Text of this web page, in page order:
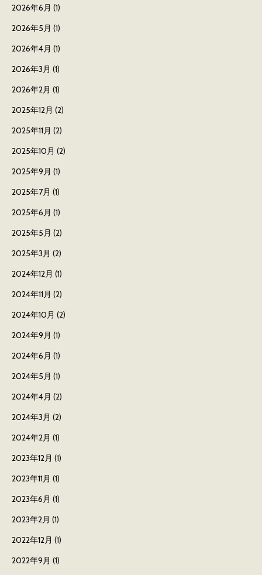
2026年6月 (1)
2026年5月 (1)
2026年4月 (1)
2026年3月 (1)
2026年2月 (1)
2025年12月 (2)
2025年11月 (2)
2025年10月 (2)
2025年9月 (1)
2025年7月 (1)
2025年6月 (1)
2025年5月 (2)
2025年3月 (2)
2024年12月 (1)
2024年11月 (2)
2024年10月 (2)
2024年9月 (1)
2024年6月 (1)
2024年5月 (1)
2024年4月 (2)
2024年3月 (2)
2024年2月 (1)
2023年12月 (1)
2023年11月 (1)
2023年6月 (1)
2023年2月 (1)
2022年12月 (1)
2022年9月 (1)